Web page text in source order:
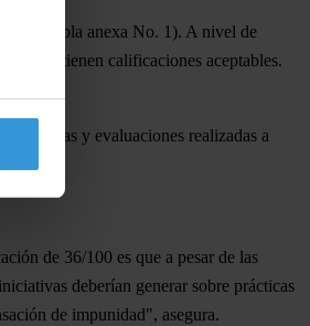
(ver tabla anexa No. 1). A nivel de
obtienen calificaciones aceptables.
y evaluaciones realizadas a
de 36/100 es que a pesar de las
deberían generar sobre prácticas
de impunidad", asegura.